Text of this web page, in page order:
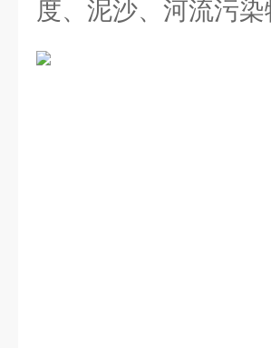
度、泥沙、河流污